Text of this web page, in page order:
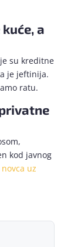
a
su kreditne
je jeftinija.
ratu.
kod javnog
uz